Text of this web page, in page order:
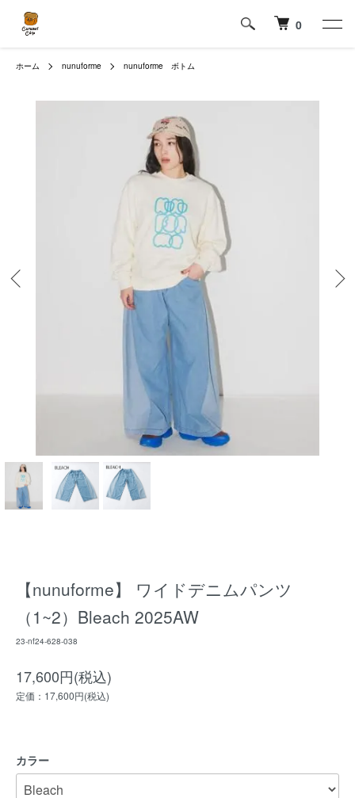
0
ホーム nunuforme nunuforme ボトム
【nunuforme】 ワイドデニムパンツ
（1~2）Bleach 2025AW
23-nf24-628-038
17,600円(税込)
定価：17,600円(税込)
カラー